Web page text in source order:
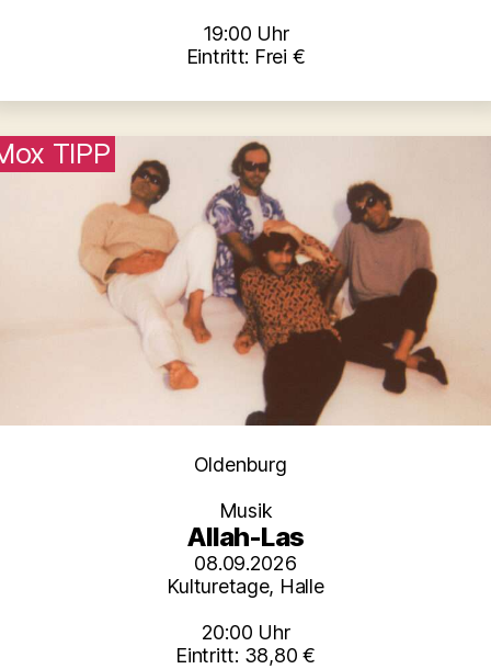
19:00 Uhr
Eintritt: Frei €
TIPP
Kategorien
Oldenburg
Musik
Allah-Las
08.09.2026
Kulturetage, Halle
20:00 Uhr
Eintritt: 38,80 €